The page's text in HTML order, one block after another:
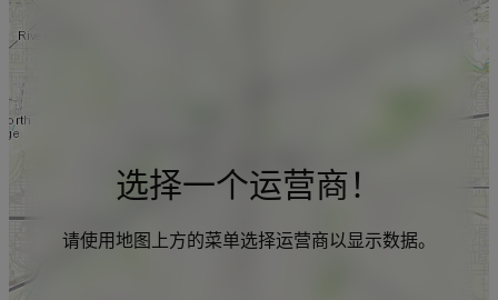
选择一个运营商！
请使用地图上方的菜单选择运营商以显示数据。